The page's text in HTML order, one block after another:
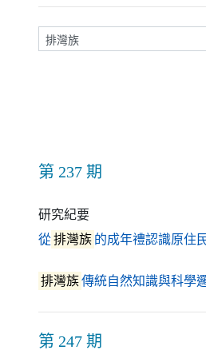
請輸入關鍵字
第 237 期
研究紀要
從排灣族 的成年禮認識原住
排灣族傳統自然知識與科學
第 247 期